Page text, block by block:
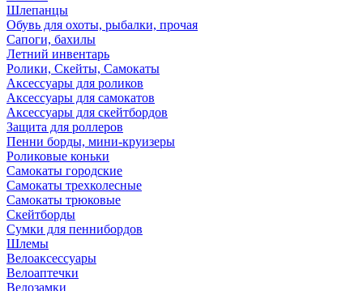
Шлепанцы
Обувь для охоты, рыбалки, прочая
Сапоги, бахилы
Летний инвентарь
Ролики, Скейты, Самокаты
Аксессуары для роликов
Аксессуары для самокатов
Аксессуары для скейтбордов
Защита для роллеров
Пенни борды, мини-круизеры
Роликовые коньки
Самокаты городские
Самокаты трехколесные
Самокаты трюковые
Скейтборды
Сумки для пеннибордов
Шлемы
Велоаксессуары
Велоаптечки
Велозамки